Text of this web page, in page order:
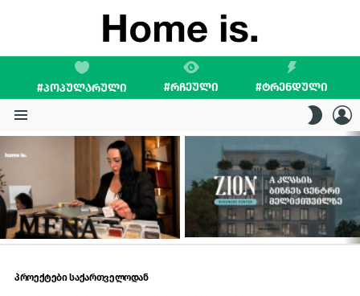
#ᲞᲝᲞᲣᲚᲐᲠᲣᲚᲘ #ᲠᲩᲔᲣᲚᲘ #ᲢᲠᲔᲜᲓᲣᲚᲘ
SKIN
STORIES
პროექტები საქართველოდან